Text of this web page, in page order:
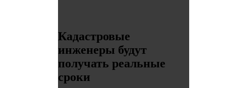
Кадастровые
инженеры будут
получать реальные
сроки